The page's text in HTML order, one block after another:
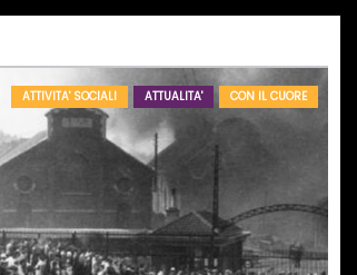
ATTIVITA' SOCIALI ATTUALITA' CON IL CUORE